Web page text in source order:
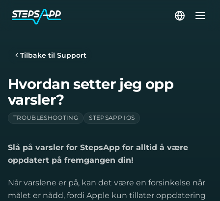
Tilbake til Support
Hvordan setter jeg opp
varsler?
TROUBLESHOOTING STEPSAPP IOS
Slå på varsler for StepsApp for alltid å være
oppdatert på fremgangen din!
Når varslene er på, kan det være en forsinkelse når
målet er nådd, fordi Apple kun tillater oppdatering